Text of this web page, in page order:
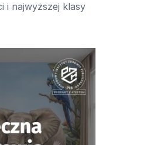
i najwyższej klasy